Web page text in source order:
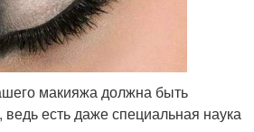
макияжа должна быть
есть даже специальная наука